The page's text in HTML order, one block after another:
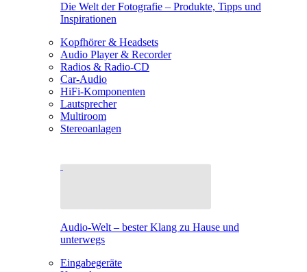
Die Welt der Fotografie – Produkte, Tipps und
Inspirationen
Kopfhörer & Headsets
Audio Player & Recorder
Radios & Radio-CD
Car-Audio
HiFi-Komponenten
Lautsprecher
Multiroom
Stereoanlagen
Audio-Welt – bester Klang zu Hause und
unterwegs
Eingabegeräte